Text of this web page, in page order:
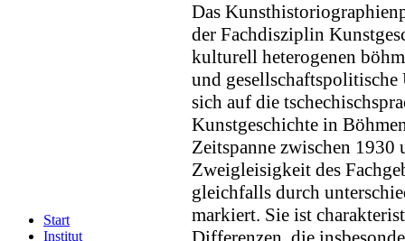
Start
Institut
Das
der Fachdisziplin
kulturell heterogenen
und
sich auf die
Kunstgeschichte in
Zeitspanne zwischen
Zweigleisigkeit des
gleichfalls durch
markiert. Sie ist